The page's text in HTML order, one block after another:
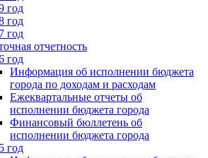
год
год
год
отчетность
год
Информация об исполнении бюджета
города по доходам и расходам
Ежеквартальные отчеты об
исполнении бюджета города
Финансовый бюллетень об
исполнении бюджета города
год